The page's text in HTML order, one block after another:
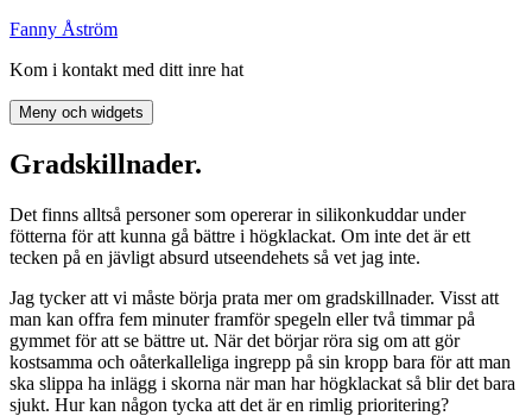
Hoppa
innehåll
Fanny Åström
Kom i kontakt med ditt inre hat
Meny och widgets
Gradskillnader.
Det finns alltså personer som opererar in silikonkuddar under
fötterna för att kunna gå bättre i högklackat. Om inte det är ett
tecken på en jävligt absurd utseendehets så vet jag inte.
Jag tycker att vi måste börja prata mer om gradskillnader. Visst att
man kan offra fem minuter framför spegeln eller två timmar på
gymmet för att se bättre ut. När det börjar röra sig om att gör
kostsamma och oåterkalleliga ingrepp på sin kropp bara för att man
ska slippa ha inlägg i skorna när man har högklackat så blir det bara
sjukt. Hur kan någon tycka att det är en rimlig prioritering?